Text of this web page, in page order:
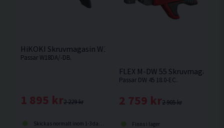
HiKOKI Skruvmagasin W18DA/-DB Komplett
Passar W18DA/-DB.
2 229 kr
1 895 kr
Skickas normalt inom 1-3 dagar
FLEX M-DW 55 Skruvmagasin
Passar DW 45 18.0-EC.
2 905 kr
2 759 kr
Finns i lager